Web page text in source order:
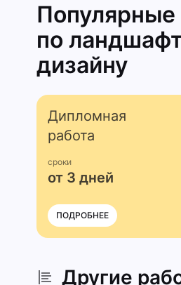
по
дизайну
Дипломная
работа
сроки
от 3 дней
ПОДРОБНЕЕ
Другие